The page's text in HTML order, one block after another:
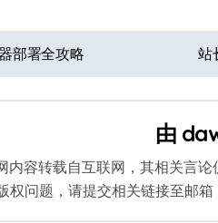
部署全攻略 站
由
内容转载自互联网，其相关言
权问题，请提交相关链接至邮